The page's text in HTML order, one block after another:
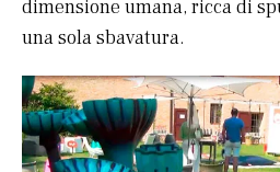
dimensione umana, ricca di
una sola sbavatura.